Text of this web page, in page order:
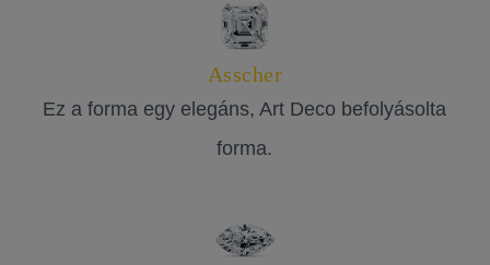
Asscher
Ez a forma egy elegáns, Art Deco befolyásolta
forma.